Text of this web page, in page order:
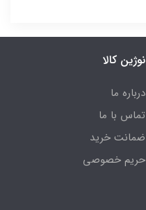
نوژین کالا
درباره ما
تماس با ما
ضمانت خرید
حریم خصوصی